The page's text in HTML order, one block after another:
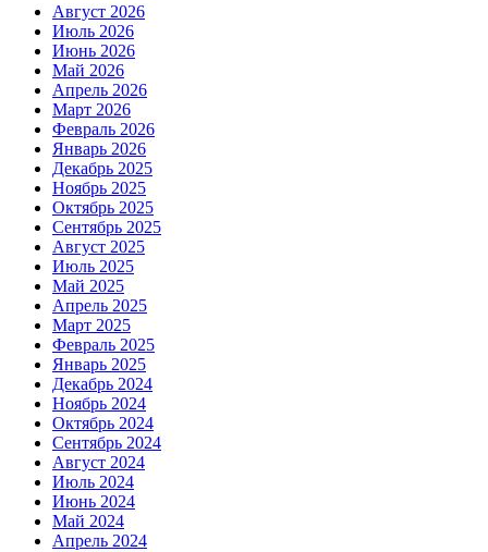
Август 2026
Июль 2026
Июнь 2026
Май 2026
Апрель 2026
Март 2026
Февраль 2026
Январь 2026
Декабрь 2025
Ноябрь 2025
Октябрь 2025
Сентябрь 2025
Август 2025
Июль 2025
Май 2025
Апрель 2025
Март 2025
Февраль 2025
Январь 2025
Декабрь 2024
Ноябрь 2024
Октябрь 2024
Сентябрь 2024
Август 2024
Июль 2024
Июнь 2024
Май 2024
Апрель 2024